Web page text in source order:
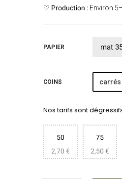
♡ Production : Environ
PAPIER
COINS
Nos tarifs sont
50
2,70 €
75
2,50 €